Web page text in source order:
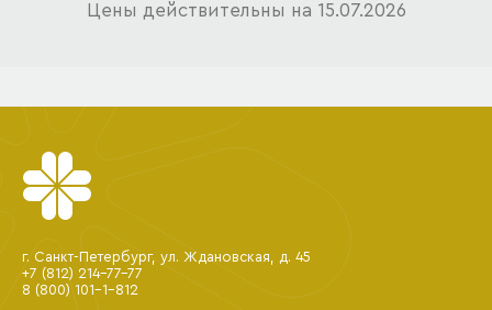
Цены действительны на 15.07.2026
г. Санкт-Петербург, ул. Ждановская, д. 45
+7 (812) 214-77-77
8 (800) 101-1-812